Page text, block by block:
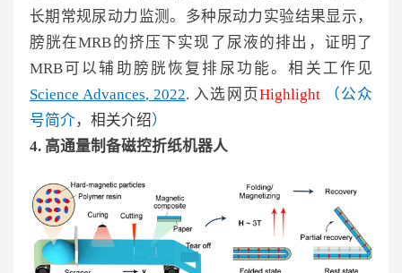
长期常规尿动力监测。多种尿动力实验结果显示，
膀胱在MRB的挤压下实现了尿液的排出，证明了
MRB可以辅助膀胱恢复排尿功能。相关工作见
Science Advances, 2022. 入选网页Highlight （ 公众
号简介 ， 相关介绍）
4. 高通量制备磁控折纸机器人